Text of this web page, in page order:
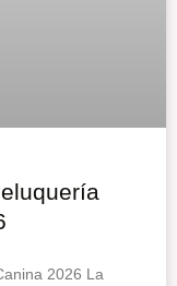
2026 La